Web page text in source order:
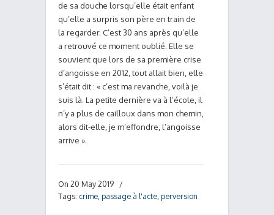
de sa douche lorsqu’elle était enfant
qu’elle a surpris son père en train de
la regarder. C’est 30 ans après qu’elle
a retrouvé ce moment oublié. Elle se
souvient que lors de sa première crise
d’angoisse en 2012, tout allait bien, elle
s’était dit : « c’est ma revanche, voilà je
suis là. La petite dernière va à l’école, il
n’y a plus de cailloux dans mon chemin,
alors dit-elle, je m’effondre, l’angoisse
arrive ».
On 20 May 2019
/
Tags: crime passage à l'acte perversion